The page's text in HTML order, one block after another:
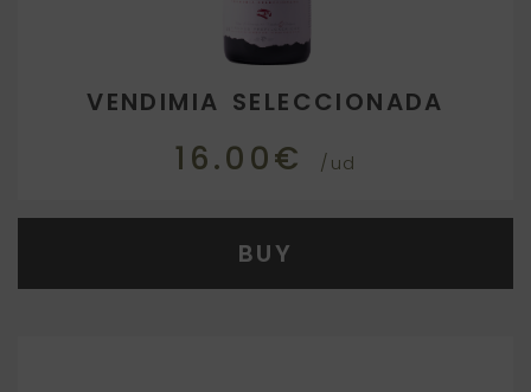
VENDIMIA SELECCIONADA
16.00€ /ud
BUY